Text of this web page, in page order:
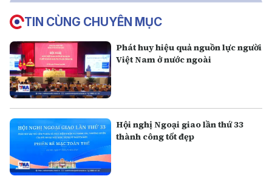
TIN CÙNG CHUYÊN MỤC
Phát huy hiệu quả nguồn lực người
Việt Nam ở nước ngoài
Hội nghị Ngoại giao lần thứ 33
thành công tốt đẹp